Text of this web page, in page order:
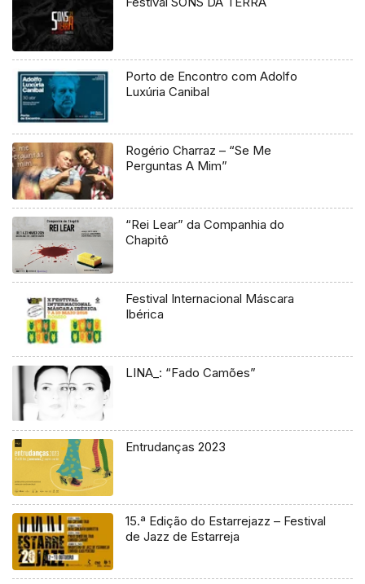
Porto de Encontro com Adolfo
Luxúria Canibal
Rogério Charraz – “Se Me
Perguntas A Mim”
“Rei Lear” da Companhia do
Chapitô
Festival Internacional Máscara
Ibérica
LINA_: “Fado Camões”
Entrudanças 2023
15.ª Edição do Estarrejazz – Festival
de Jazz de Estarreja